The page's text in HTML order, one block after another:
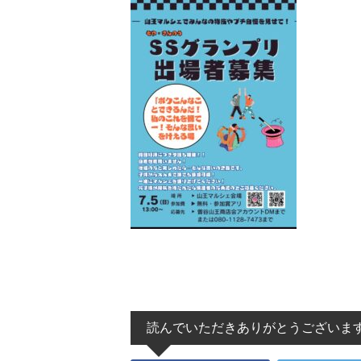
読んでいただきありがとうございま